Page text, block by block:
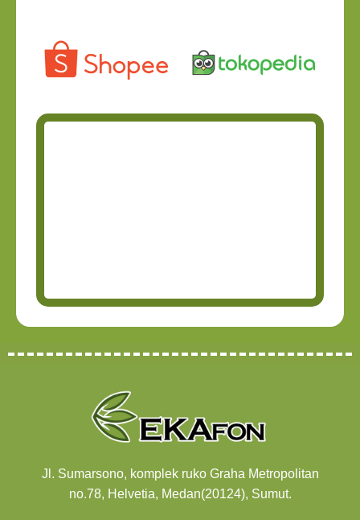
Jl. Sumarsono, komplek ruko Graha Metropolitan
no.78, Helvetia, Medan(20124), Sumut.